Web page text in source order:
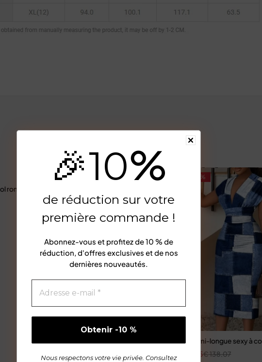
🎉10%
de réduction sur votre
première commande !
Abonnez-vous et profitez de10 % de
réduction, d'offres exclusives et de nos
dernières nouveautés.
Nous respectons votre vie privée. Consultez
rond pour femmes
-36%
€138,45
€88,56
-34%
Robe mi-longue sexy à
€138,07
91,45